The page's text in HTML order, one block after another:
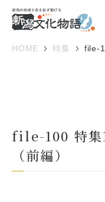
HOME 特集 file-
file-100 特集
（前編）